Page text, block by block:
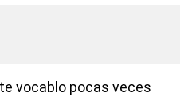
vocablo pocas veces